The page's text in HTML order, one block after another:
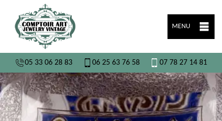
MENU
05 33 06 28 83 06 25 63 76 58 07 78 27 14 81